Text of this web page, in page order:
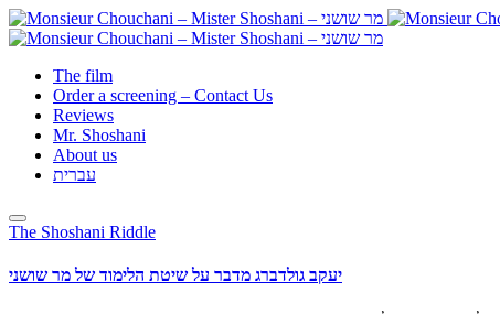
The film
Order a screening – Contact Us
Reviews
Mr. Shoshani
About us
עברית
The Shoshani Riddle
יעקב גולדברג מדבר על שיטת הלימוד של מר שושני